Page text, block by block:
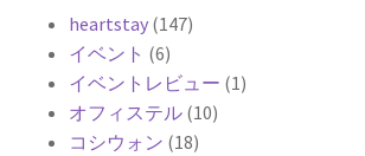
よくある質問
Heartee
heartstay (147)
イベント (6)
イベントレビュー (1)
オフィステル (10)
コシウォン (18)